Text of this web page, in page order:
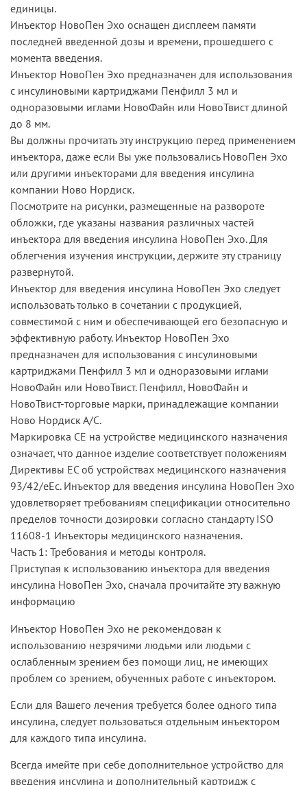
единицы.
Инъектор НовоПен Эхо оснащен дисплеем памяти
последней введенной дозы и времени, прошедшего с
момента введения.
Инъектор НовоПен Эхо предназначен для использования
с инсулиновыми картриджами Пенфилл 3 мл и
одноразовыми иглами НовоФайн или НовоТвист длиной
до 8 мм.
Вы должны прочитать эту инструкцию перед применением
инъектора, даже если Вы уже пользовались НовоПен Эхо
или другими инъекторами для введения инсулина
компании Ново Нордиск.
Посмотрите на рисунки, размещенные на развороте
обложки, где указаны названия различных частей
инъектора для введения инсулина НовоПен Эхо. Для
облегчения изучения инструкции, держите эту страницу
развернутой.
Инъектор для введения инсулина НовоПен Эхо следует
использовать только в сочетании с продукцией,
совместимой с ним и обеспечивающей его безопасную и
эффективную работу. Инъектор НовоПен Эхо
предназначен для использования с инсулиновыми
картриджами Пенфилл 3 мл и одноразовыми иглами
НовоФайн или НовоТвист. Пенфилл, НовоФайн и
НовоТвист-торговые марки, принадлежащие компании
Ново Нордиск А/С.
Маркировка CE на устройстве медицинского назначения
означает, что данное изделие соответствует положениям
Директивы ЕС об устройствах медицинского назначения
93/42/eEc. Инъектор для введения инсулина НовоПен Эхо
удовлетворяет требованиям спецификации относительно
пределов точности дозировки согласно стандарту ISO
11608-1 Инъекторы медицинского назначения.
Часть 1: Требования и методы контроля.
Приступая к использованию инъектора для введения
инсулина НовоПен Эхо, сначала прочитайте эту важную
информацию
Инъектор НовоПен Эхо не рекомендован к
использованию незрячими людьми или людьми с
ослабленным зрением без помощи лиц, не имеющих
проблем со зрением, обученных работе с инъектором.
Если для Вашего лечения требуется более одного типа
инсулина, следует пользоваться отдельным инъектором
для каждого типа инсулина.
Всегда имейте при себе дополнительное устройство для
введения инсулина и дополнительный картридж с